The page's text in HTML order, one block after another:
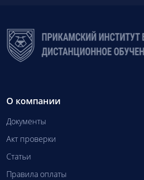
О компании
Документы
Акт проверки
Статьи
Правила оплаты